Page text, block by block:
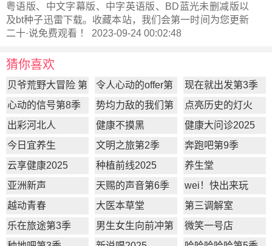
粤语版、中文字幕版、中字英语版、BD蓝光未删减版以
及bt种子迅雷下载。收藏本站，我们会第一时间为您更新
二十·说免费观看 ！ 2023-09-24 00:02:48
猜你喜欢
贝爷荒野大冒险 第
一季
令人心动的offer第
7季
现在就出发第3季
心动的信号第8季
势均力敌的我们第
2季
点亮历史的灯火
出彩河北人
健康不摸黑
健康大问诊2025
今日宜养生
文明之旅第2季
奔跑吧第9季
云享健康2025
种植前线2025
养生堂
亚洲新声
天赐的声音第6季
wei！快出来玩
越动青春
大医本草堂
第三调解室
乐在旅途第3季
男生女生向前冲第
17季
微笑一号店